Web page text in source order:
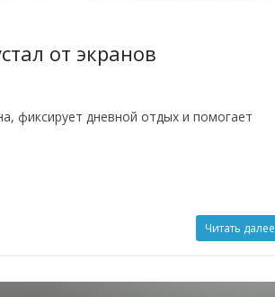
от экранов
фиксирует дневной отдых и помогает
Читать далее